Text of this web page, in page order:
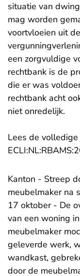
situatie van
mag worden
voortvloeien uit
een zorgvuldige
rechtbank is de
die er was
rechtbank acht
niet onredelijk.
Lees de
Kanton - Streep
meubelmaker na
17 oktober - De
van een woning
meubelmaker
geleverde werk,
wandkast,
door de